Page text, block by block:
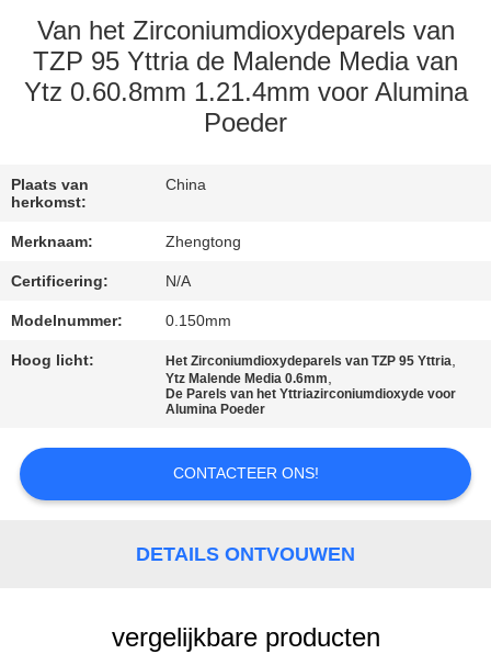
FABRIEKSREIS
KWALITEITSCONTROLE
ONS
VERZOEK
OM EEN
SITEMAP
PRIVACYBELEID
Van het Zirconiumdioxydeparels van
TZP 95 Yttria de Malende Media van
Ytz 0.60.8mm 1.21.4mm voor Alumina
Poeder
Plaats van
herkomst:
China
Merknaam: Zhengtong
Certificering: N/A
Modelnummer: 0.150mm
Hoog licht: Het Zirconiumdioxydeparels van TZP 95 Yttria,
Ytz Malende Media 0.6mm,
De Parels van het Yttriazirconiumdioxyde voor
Alumina Poeder
CONTACTEER ONS!
DETAILS ONTVOUWEN
vergelijkbare producten